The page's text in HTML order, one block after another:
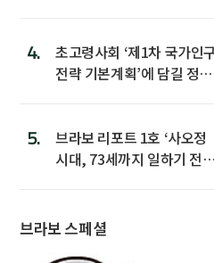
4.
초고령사회 ‘제1차 국가인
전략 기본계획’에 담길 정책
5.
브라보 리포트 1호 ‘사오정
시대, 73세까지 일하기 전략’
브라보 스페셜